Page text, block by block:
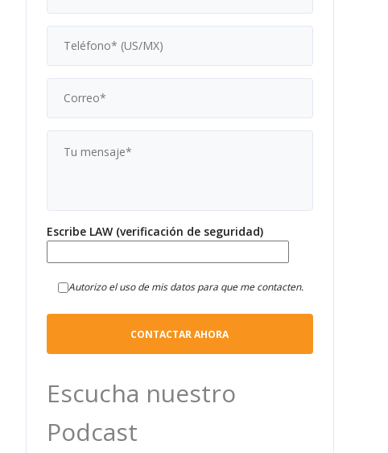
Escribe LAW (verificación de seguridad)
Autorizo el uso de mis datos para que me contacten.
Escucha nuestro
Podcast